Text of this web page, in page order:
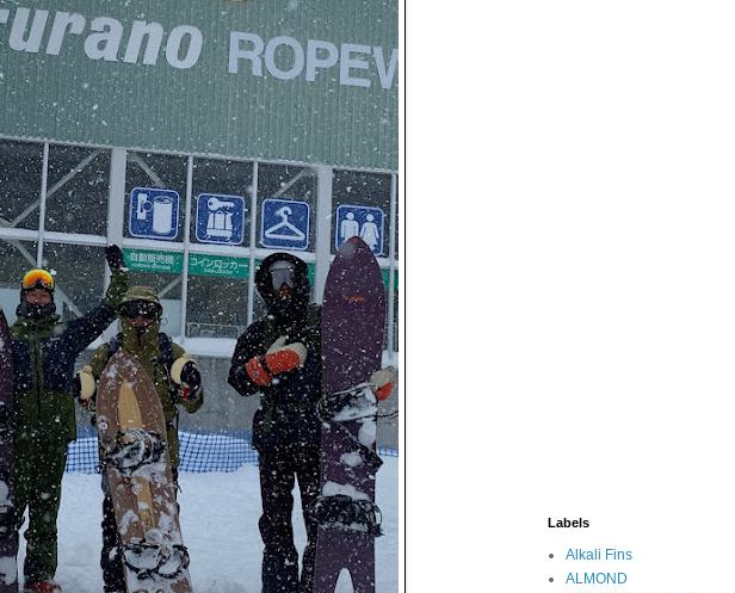
Labels
Alkali Fins
ALMOND